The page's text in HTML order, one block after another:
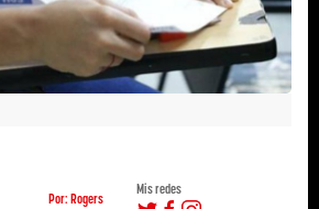
Por: Rogers
Mis redes